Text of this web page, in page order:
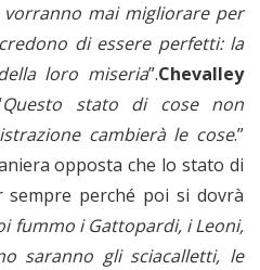
mai migliorare per
di essere perfetti: la
loro miseria”.Chevalley
Questo stato di cose non
cambierà le cose.”
opposta che lo stato di
perché poi si dovrà
fummo i Gattopardi, i Leoni,
saranno gli sciacalletti, le